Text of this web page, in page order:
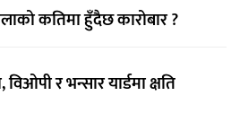
कतिमा हुँदैछ कारोबार ?
र भन्सार यार्डमा क्षति